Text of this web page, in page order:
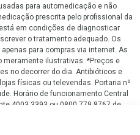
para automedicação e não
prescrita pelo profissional da
em condições de diagnosticar
o tratamento adequado. Os
para compras via internet. As
ilustrativas. *Preços e
no decorrer do dia. Antibióticos e
físicas ou televendas. Portaria nº
Horário de funcionamento Central
4003 3393 ou 0800 779 8767 de